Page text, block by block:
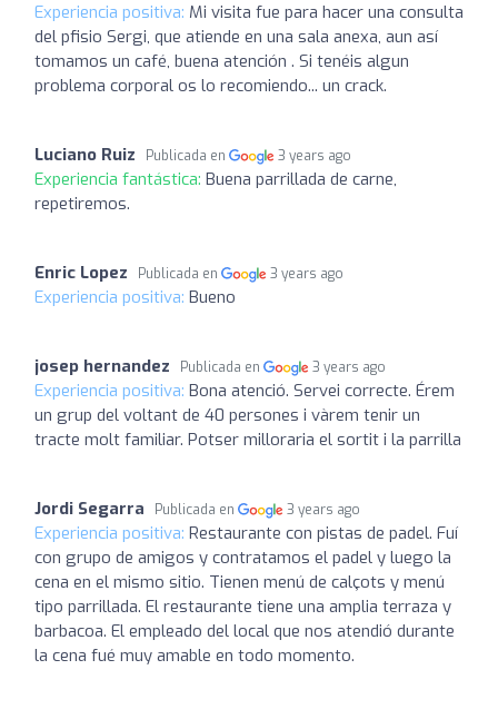
Experiencia positiva: Mi visita fue para hacer una consulta
del pfisio Sergi, que atiende en una sala anexa, aun así
tomamos un café, buena atención . Si tenéis algun
problema corporal os lo recomiendo... un crack.
Luciano Ruiz Publicada en 3 years ago
Experiencia fantástica: Buena parrillada de carne,
repetiremos.
Enric Lopez Publicada en 3 years ago
Experiencia positiva: Bueno
josep hernandez Publicada en 3 years ago
Experiencia positiva: Bona atenció. Servei correcte. Érem
un grup del voltant de 40 persones i vàrem tenir un
tracte molt familiar. Potser milloraria el sortit i la parrilla
Jordi Segarra Publicada en 3 years ago
Experiencia positiva: Restaurante con pistas de padel. Fuí
con grupo de amigos y contratamos el padel y luego la
cena en el mismo sitio. Tienen menú de calçots y menú
tipo parrillada. El restaurante tiene una amplia terraza y
barbacoa. El empleado del local que nos atendió durante
la cena fué muy amable en todo momento.